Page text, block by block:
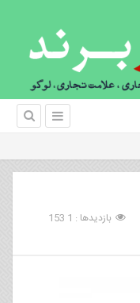
بازدیدها : 1 153